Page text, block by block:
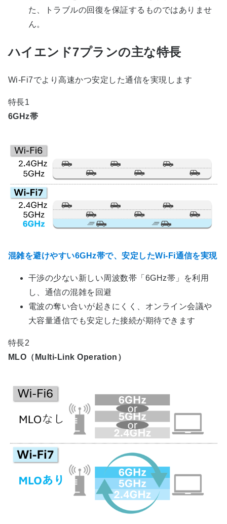
た、トラブルの回復を保証するものではありませ
ん。
ハイエンド7プランの主な特長
Wi-Fi7でより高速かつ安定した通信を実現します
特長1
6GHz帯
混雑を避けやすい6GHz帯で、安定したWi‑Fi通信を実現
干渉の少ない新しい周波数帯「6GHz帯」を利用
し、通信の混雑を回避
電波の奪い合いが起きにくく、オンライン会議や
大容量通信でも安定した接続が期待できます
特長2
MLO（Multi-Link Operation）